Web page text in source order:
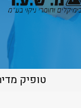
טופיק